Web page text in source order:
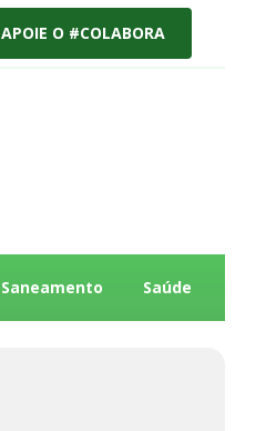
APOIE O #COLABORA
Saneamento Saúde